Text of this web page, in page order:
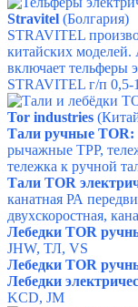
Stravitel (Болгария)
STRAVITEL
китайских моделей.
включает тельферы
STRAVITEL г/п 0,5-
Tor industries
Тали ручные TOR:
рычажные ТРР, т
тележка к ручной
Тали TOR
канатная РА
двухскоростная,
Лебедки TOR
JHW, ТЛ, VS
Лебедки TOR
Лебедки
KCD, JM